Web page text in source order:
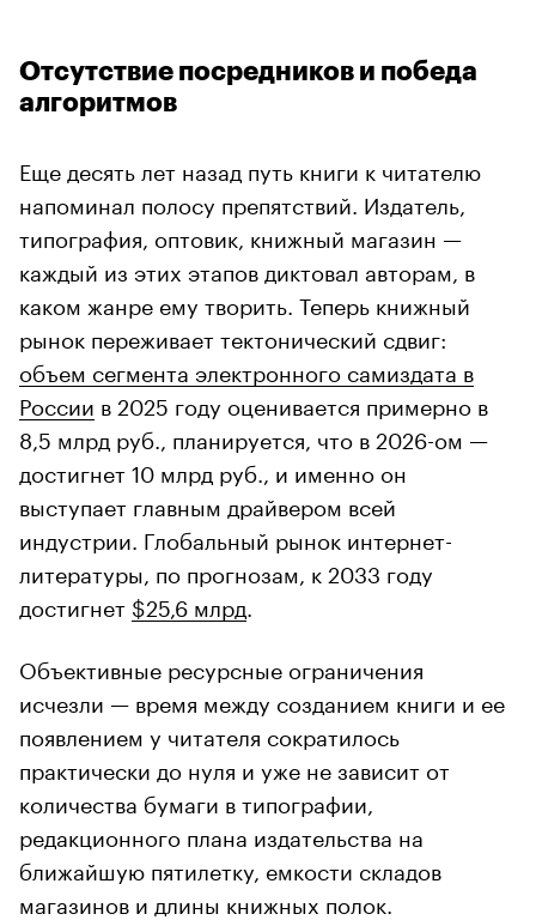
Отсутствие посредников и победа
алгоритмов
Еще десять лет назад путь книги к читателю
напоминал полосу препятствий. Издатель,
типография, оптовик, книжный магазин —
каждый из этих этапов диктовал авторам, в
каком жанре ему творить. Теперь книжный
рынок переживает тектонический сдвиг:
объем сегмента электронного самиздата в
России в 2025 году оценивается примерно в
8,5 млрд руб., планируется, что в 2026-ом —
достигнет 10 млрд руб., и именно он
выступает главным драйвером всей
индустрии. Глобальный рынок интернет-
литературы, по прогнозам, к 2033 году
достигнет $25,6 млрд
Объективные ресурсные ограничения
исчезли — время между созданием книги и ее
появлением у читателя сократилось
практически до нуля и уже не зависит от
количества бумаги в типографии,
редакционного плана издательства на
ближайшую пятилетку, емкости складов
магазинов и длины книжных полок.